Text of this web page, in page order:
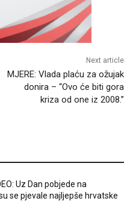
Next article
MJERE: Vlada plaću za ožujak
donira – “Ovo će biti gora
kriza od one iz 2008.”
Uz Dan pobjede na
se pjevale najljepše hrvatske